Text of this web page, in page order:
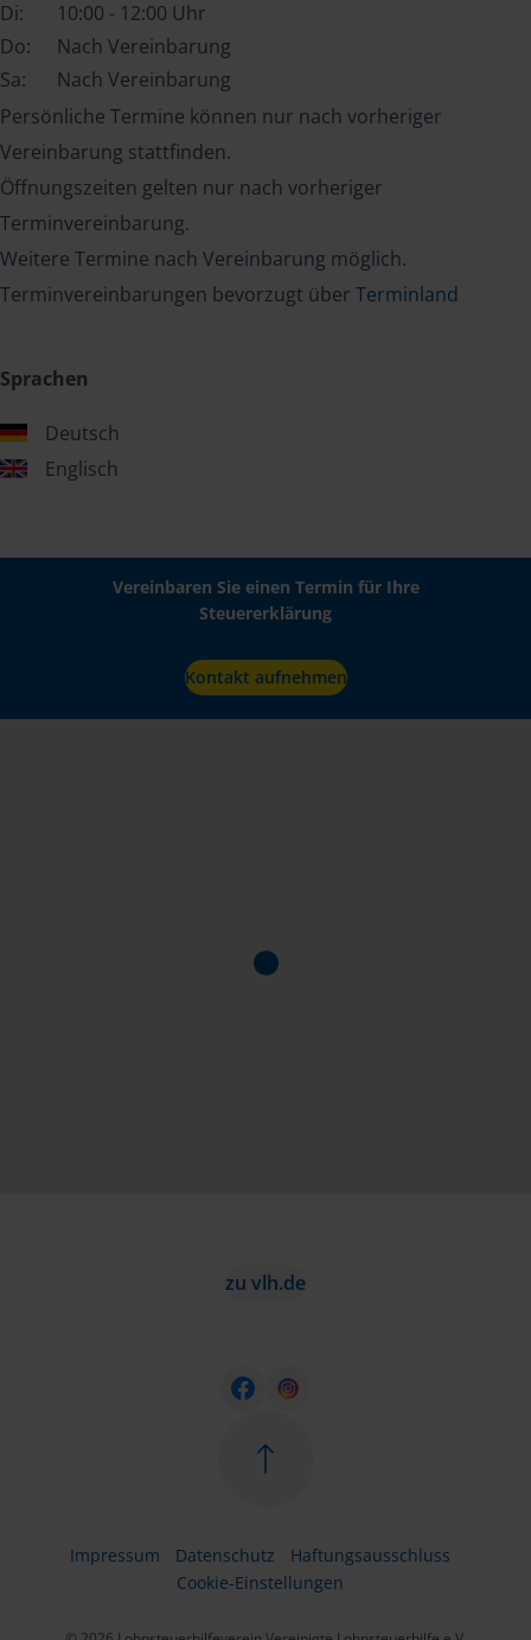
Di:
10:00 - 12:00 Uhr
Do:
Nach Vereinbarung
Sa:
Nach Vereinbarung
Persönliche Termine können nur nach vorheriger
Vereinbarung stattfinden.
Öffnungszeiten gelten nur nach vorheriger
Terminvereinbarung.
Weitere Termine nach Vereinbarung möglich.
Terminvereinbarungen bevorzugt über Terminland
Sprachen
Deutsch
Englisch
Vereinbaren Sie einen Termin für Ihre
Steuererklärung
Kontakt aufnehmen
zu vlh.de
Impressum Datenschutz
Haftungsausschluss
Cookie-Einstellungen